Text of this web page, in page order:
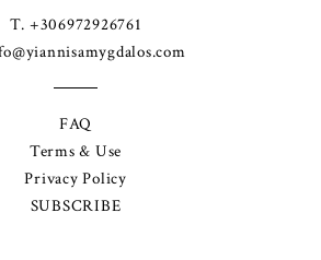
T. +306972926761
FAQ
Terms & Use
Privacy Policy
SUBSCRIBE